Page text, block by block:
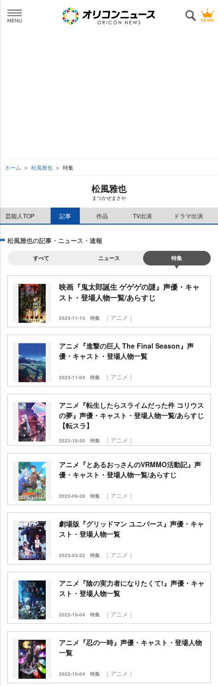
ホーム 松風雅也 特集
松風雅也
まつかぜまさ
芸能人TOP 記事 作品 TV出演 ドラマ出演
松風雅也の記事・ニュース・速報
すべて ニュース 特集
映画『鬼太郎誕生 ゲゲゲの謎』声優・キャ
スト・登場人物一覧/あらすじ
2023-11-13 特集 ｜アニメ｜
アニメ『進撃の巨人 The Final Season』声
優・キャスト・登場人物一覧
2023-11-04 特集 ｜アニメ｜
アニメ『転生したらスライムだった件 コリウス
の夢』声優・キャスト・登場人物一覧/あらすじ
【転スラ】
2023-10-30 特集 ｜アニメ｜
アニメ『とあるおっさんのVRMMO活動記』声
優・キャスト・登場人物一覧/あらすじ
2023-09-28 特集 ｜アニメ｜
劇場版『グリッドマン ユニバース』声優・キャ
スト・登場人物一覧
2023-03-22 特集 ｜アニメ｜
アニメ『陰の実力者になりたくて!』声優・キャ
スト・登場人物一覧
2022-10-04 特集 ｜アニメ｜
アニメ『忍の一時』声優・キャスト・登場人物
一覧
2022-10-04 特集 ｜アニメ｜